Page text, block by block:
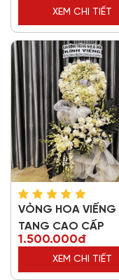
XEM CHI TIẾT
VÒNG HOA VIẾNG
TANG CAO CẤP
1.500.000đ
XEM CHI TIẾT